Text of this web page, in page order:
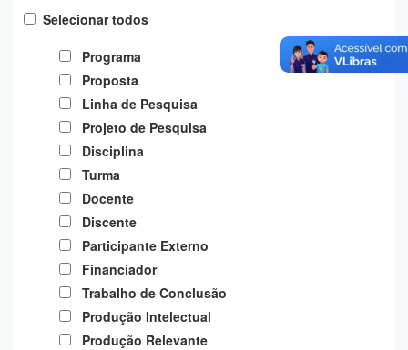
Planalto Selecionar todos
Programa
Proposta
Linha de Pesquisa
Projeto de Pesquisa
Disciplina
Turma
Docente
Discente
Participante Externo
Financiador
Trabalho de Conclusão
Produção Intelectual
Produção Relevante